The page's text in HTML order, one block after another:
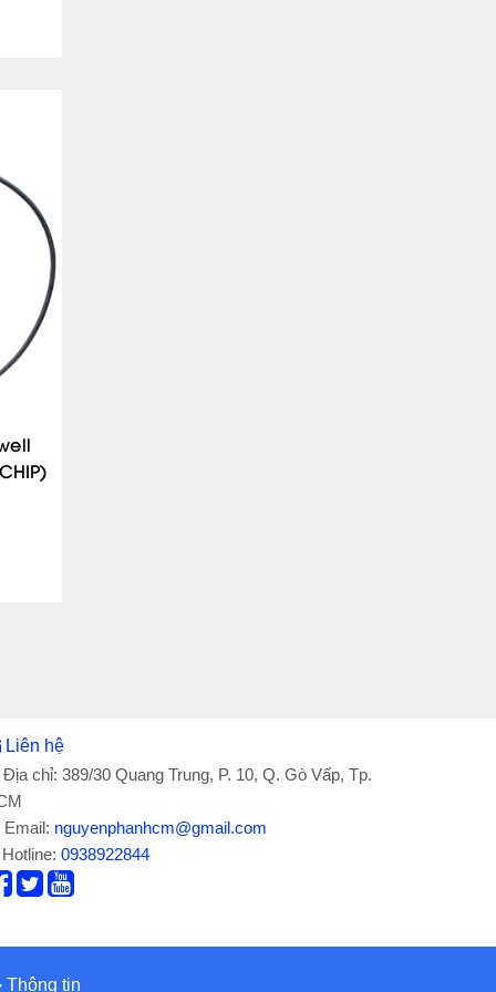
Liên hệ
Địa chỉ: 389/30 Quang Trung, P. 10, Q. Gò Vấp, Tp.
Email: nguyenphanhcm@gmail.com
0938922844
Thông tin